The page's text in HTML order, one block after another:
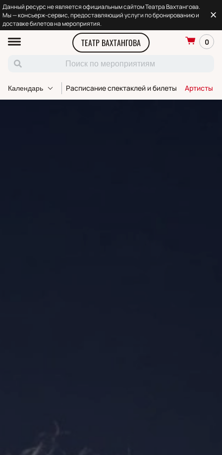
Данный ресурс не является официальным сайтом Театра Вахтангова.
Мы — консьерж-сервис, предоставляющий услуги по бронированию и
доставке билетов на мероприятия.
ТЕАТР ВАХТАНГОВА 0
Календарь Расписание спектаклей и билеты Артисты